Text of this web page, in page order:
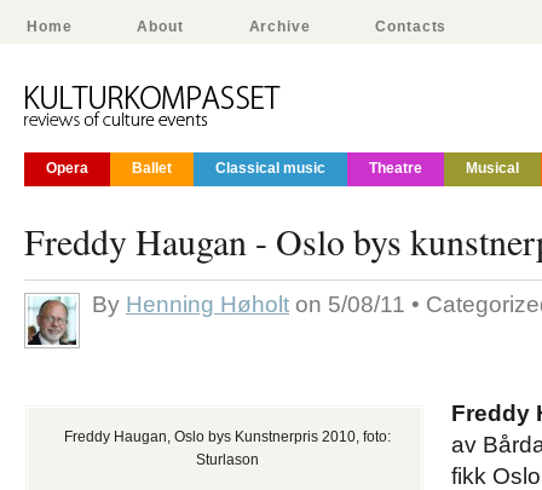
Home About Archive Contacts
Opera Ballet Classical music Theatre Musical
Freddy Haugan - Oslo bys
By Henning Høholt on 5/08/11 •
Freddy Haugan, Oslo bys Kunstnerpris 2010, foto:
Sturlason
Freddy
av
fikk